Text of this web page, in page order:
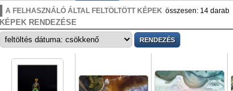
A FELHASZNÁLÓ ÁLTAL FELTÖLTÖTT KÉPEK összesen: 14 darab
KÉPEK RENDEZÉSE